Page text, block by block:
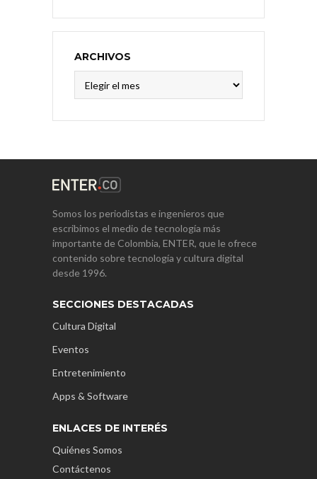
ARCHIVOS
Somos los periodistas e ingenieros que
escribimos el medio de tecnología más
importante de Colombia, ENTER, que le ofrece
contenido sobre tecnología y cultura digital
desde 1996.
SECCIONES DESTACADAS
Cultura Digital
Eventos
Entretenimiento
Apps & Software
ENLACES DE INTERÉS
Quiénes Somos
Contáctenos